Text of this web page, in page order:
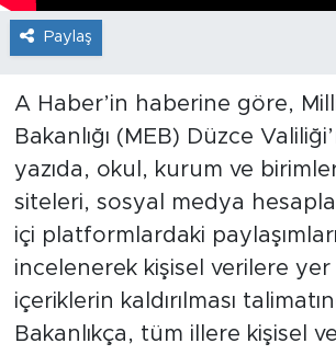
Paylaş
A Haber’in haberine göre,
Bakanlığı (MEB) Düzce
yazıda, okul, kurum ve
siteleri, sosyal medya
içi platformlardaki
incelenerek kişisel verilere yer
içeriklerin kaldırılması
Bakanlıkça, tüm illere kişisel